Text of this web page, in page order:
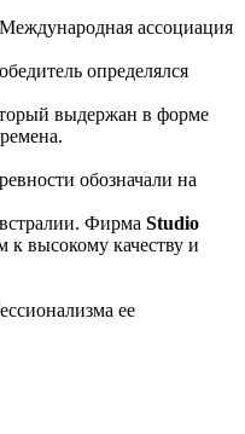
ассоциация
определялся
выдержан в форме
обозначали на
Фирма Studio
к высокому качеству и
ее